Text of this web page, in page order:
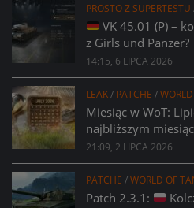
PROSTO Z SUPERTESTU
VK 45.01 (P) –
z Girls und Panzer?
14:15, 6 LIPCA 2026
LEAK/ PATCHE /
Miesiąc w WoT:
najbliższym
21:09, 2 LIPCA 2026
PATCHE /WORLD OF
Patch 2.3.1: